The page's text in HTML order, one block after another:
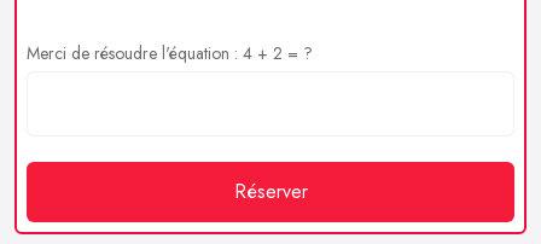
Merci de résoudre l'équation : 4 + 2 = ?
Réserver